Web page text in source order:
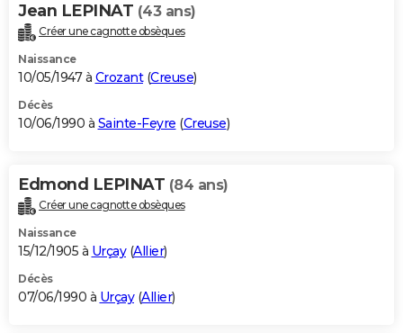
Jean LEPINAT (43 ans)
Créer une cagnotte obsèques
Naissance
10/05/1947 à Crozant(Creuse)
Décès
10/06/1990 à Sainte-Feyre (Creuse)
Edmond LEPINAT (84 ans)
Créer une cagnotte obsèques
Naissance
15/12/1905 à Urçay(Allier)
Décès
07/06/1990 à Urçay(Allier)